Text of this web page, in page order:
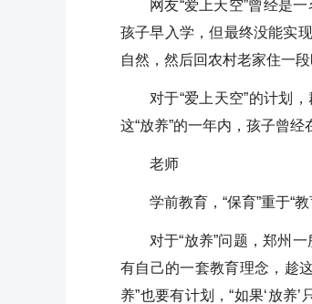
网友“爱上天空”曾经是
孩子早入学，但最终没能实
自然，然后回农村老家住一段
对于“爱上天空”的计划
这“放养”的一年内，孩子曾
老师
学前教育，“保育”重于“教
对于“放养”问题，郑州
有自己的一套教育理念，趁
养”也要有计划，“如果‘放